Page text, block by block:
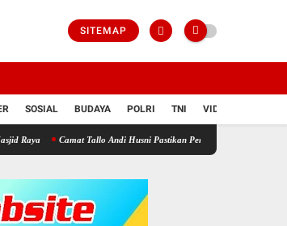
SITEMAP
SOSIAL BUDAYA POLRI TNI VIDIO
Tallo Andi Husni Pastikan Pemilahan Sampah di Kawasan Pasar